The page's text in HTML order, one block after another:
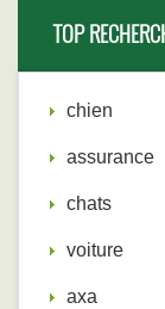
TOP
chien
assurance
chats
voiture
axa